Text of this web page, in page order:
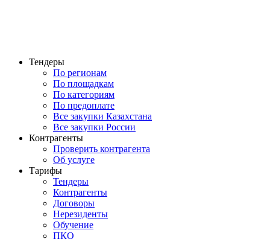
Тендеры
По регионам
По площадкам
По категориям
По предоплате
Все закупки Казахстана
Все закупки России
Контрагенты
Проверить контрагента
Об услуге
Тарифы
Тендеры
Контрагенты
Договоры
Нерезиденты
Обучение
ПКО